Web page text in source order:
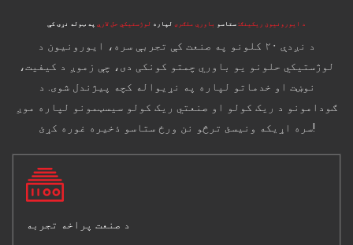
د ایورونیون ریکینګ: ستاسو باوري ملګری لپاره لوژستیکي حل لارې په ټوله نړۍ کې
د نږدې ۲۰ کلونو په صنعت کې تجربې سره، ایورونیون د
لوژستیکي حلونو یو باوري چمتو کونکی دی، چې زموږ د کیفیت،
نوښت او خدماتو لپاره په نړیواله کچه پیژندل شوی. د
ګودامونو د ریک کولو او صنعتي ریک کولو سیسټمونو لپاره موږ
سره اړیکه ونیسئ ترڅو نن ورځ ستاسو ذخیره غوره کړئ!
د صنعت پراخه تجربه